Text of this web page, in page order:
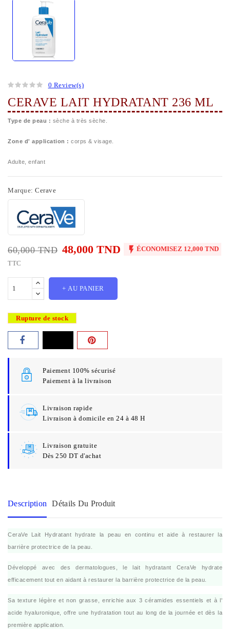
0 Review(s)
CERAVE LAIT HYDRATANT 236 ML
Type de peau : sèche à très sèche.
Zone d' application : corps & visage.
Adulte, enfant
Marque: Cerave
60,000 TND 48,000 TND  ÉCONOMISEZ 12,000 TND
TTC
+ AU PANIER
Rupture de stock
Paiement 100% sécurisé
Paiement à la livraison
Livraison rapide
Livraison à domicile en 24 à 48 H
Livraison gratuite
Dès 250 DT d'achat
Description Détails Du Produit
CeraVe Lait Hydratant hydrate la peau en continu et aide à restaurer la
barrière protectrice de la peau.
Développé avec des dermatologues, le lait hydratant CeraVe hydrate
efficacement tout en aidant à restaurer la barrière protectrice de la peau.
Sa texture légère et non grasse, enrichie aux 3 céramides essentiels et à l'
acide hyaluronique, offre une hydratation tout au long de la journée et dès la
première application.